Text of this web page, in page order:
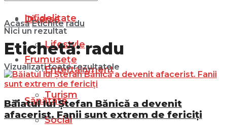
Diverse
Lifestyle
Entertainment
Turism
Social
Infidelitate
Frumusețe
Sănătate
Nici un rezultat
Vizualizați toate rezultatele
Acasă Etichite radu
Etichetă:radu
Băiatul lui Ștefan Bănică a devenit
afacerist. Fanii sunt extrem de fericiți